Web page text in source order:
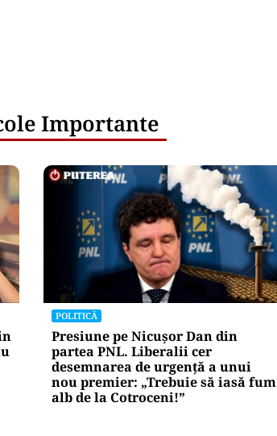
Importante
POLITICĂ
Presiune pe Nicușor Dan din
partea PNL. Liberalii cer
desemnarea de urgență a unui
nou premier: „Trebuie să iasă fum
alb de la Cotroceni!”